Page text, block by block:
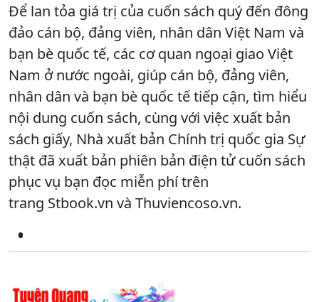
Để lan tỏa giá trị của cuốn sách quý đến đông
đảo cán bộ, đảng viên, nhân dân Việt Nam và
bạn bè quốc tế, các cơ quan ngoại giao Việt
Nam ở nước ngoài, giúp cán bộ, đảng viên,
nhân dân và bạn bè quốc tế tiếp cận, tìm hiểu
nội dung cuốn sách, cùng với việc xuất bản
sách giấy, Nhà xuất bản Chính trị quốc gia Sự
thật đã xuất bản phiên bản điện tử cuốn sách
phục vụ bạn đọc miễn phí trên
trang Stbook.vn và Thuviencoso.vn.